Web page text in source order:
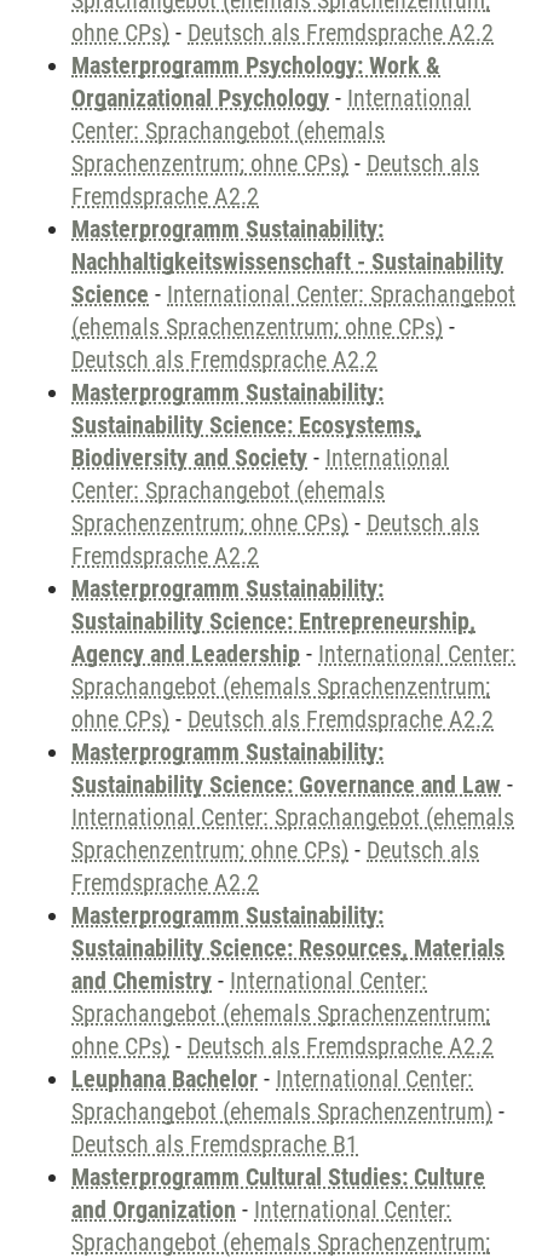
ohne CPs) - Deutsch als Fremdsprache A2.2
Masterprogramm Psychology: Work &
Organizational Psychology - International
Center: Sprachangebot (ehemals
Sprachenzentrum; ohne CPs) - Deutsch als
Fremdsprache A2.2
Masterprogramm Sustainability:
Nachhaltigkeitswissenschaft - Sustainability
Science - International Center: Sprachangebot
(ehemals Sprachenzentrum; ohne CPs) -
Deutsch als Fremdsprache A2.2
Masterprogramm Sustainability:
Sustainability Science: Ecosystems,
Biodiversity and Society - International
Center: Sprachangebot (ehemals
Sprachenzentrum; ohne CPs) - Deutsch als
Fremdsprache A2.2
Masterprogramm Sustainability:
Sustainability Science: Entrepreneurship,
Agency and Leadership - International Center:
Sprachangebot (ehemals Sprachenzentrum;
ohne CPs) - Deutsch als Fremdsprache A2.2
Masterprogramm Sustainability:
Sustainability Science: Governance and Law -
International Center: Sprachangebot (ehemals
Sprachenzentrum; ohne CPs) - Deutsch als
Fremdsprache A2.2
Masterprogramm Sustainability:
Sustainability Science: Resources, Materials
and Chemistry - International Center:
Sprachangebot (ehemals Sprachenzentrum;
ohne CPs) - Deutsch als Fremdsprache A2.2
Leuphana Bachelor - International Center:
Sprachangebot (ehemals Sprachenzentrum) -
Deutsch als Fremdsprache B1
Masterprogramm Cultural Studies: Culture
and Organization - International Center:
Sprachangebot (ehemals Sprachenzentrum;